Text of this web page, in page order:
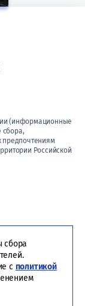
(информационные
сбора,
предпочтениям
Российской
сбора
с политикой